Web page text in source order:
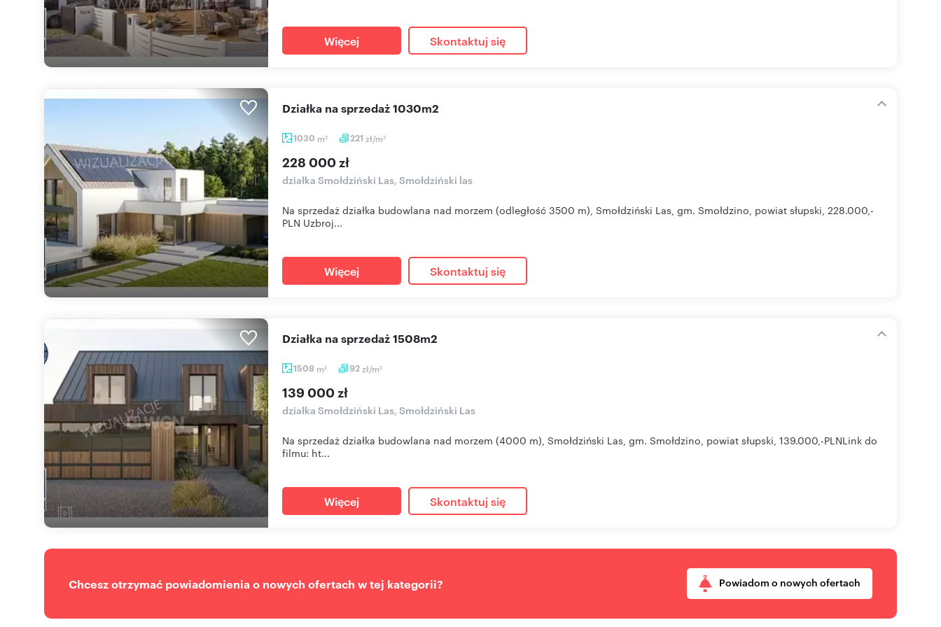
Więcej Skontaktuj się
1030 m2 221 zł/m2
działka na sprzedaż 1030m2
228 000 zł
działka Smołdziński Las, Smołdziński las
Na sprzedaż działka budowlana nad morzem (odległość 3500 m), Smołdziński Las, gm. Smołdzino, powiat słupski, 228.000,-
PLN Uzbroj...
Więcej Skontaktuj się
1508 m2 92zł/m2
działka na sprzedaż 1508m2
139 000 zł
działka Smołdziński Las, Smołdziński Las
Na sprzedaż działka budowlana nad morzem (4000 m), Smołdziński Las, gm. Smołdzino, powiat słupski, 139.000,-PLNLink do
filmu: ht...
Więcej Skontaktuj się
Chcesz otrzymać powiadomienia o nowych ofertach w tej kategorii? Powiadom o nowych ofertach